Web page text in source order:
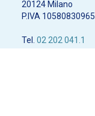
20124 Milano
P.IVA 10580830965
Tel. 02 202 041.1